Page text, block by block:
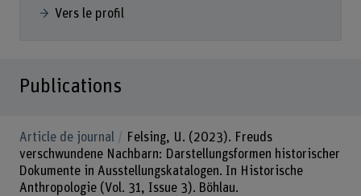
Vers le profil
Publications
Article de journal
Felsing, U. (2023). Freuds
verschwundene Nachbarn: Darstellungsformen historischer
Dokumente in Ausstellungskatalogen. In Historische
Anthropologie (Vol. 31, Issue 3). Böhlau.